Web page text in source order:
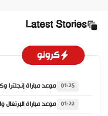
Latest Stories
كرونو
01:25
01:22